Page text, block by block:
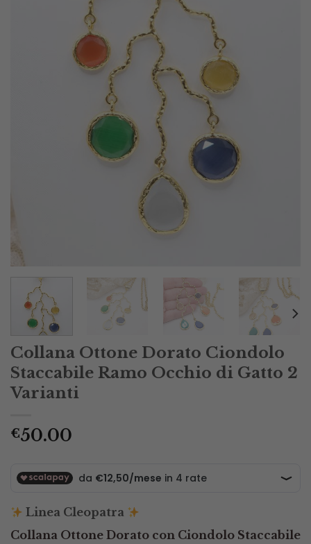
Collana Ottone Dorato Ciondolo
Staccabile Ramo Occhio di Gatto 2
Varianti
€50.00
Linea Cleopatra
Collana Ottone Dorato con Ciondolo Staccabile